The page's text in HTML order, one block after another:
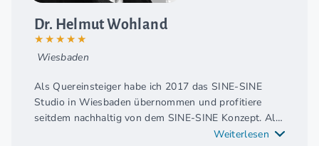
Dr. Helmut Wohland
★★★★★
Wiesbaden
Als Quereinsteiger habe ich 2017 das SINE-SINE
Studio in Wiesbaden übernommen und profitiere
seitdem nachhaltig von dem SINE-SINE Konzept. Als
inhabergeführter Familienbetrieb gibt es bei SINE-
Weiterlesen